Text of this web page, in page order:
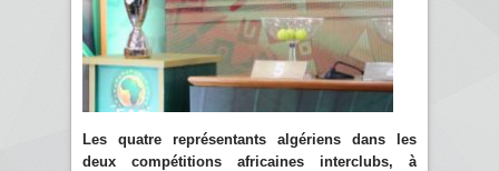
Les quatre représentants algériens dans les
deux compétitions africaines interclubs, à